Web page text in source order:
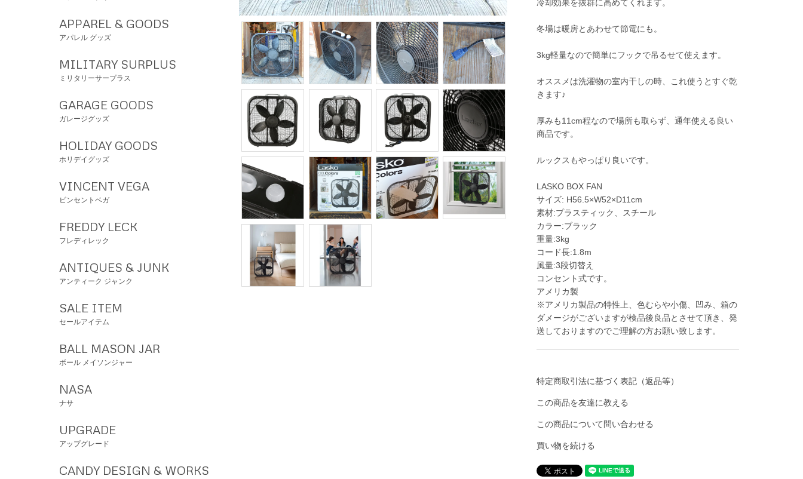
冷却効果を抜群に高めてくれます。
冬場は暖房とあわせて節電にも。
3kg軽量なので簡単にフックで吊るせて使えます。
オススメは洗濯物の室内干しの時、これ使うとすぐ乾
きます♪
厚みも11cm程なので場所も取らず、通年使える良い
商品です。
ルックスもやっぱり良いです。
LASKO BOX FAN
サイズ: H56.5×W52×D11cm
素材:プラスティック、スチール
カラー:ブラック
重量:3kg
コード長:1.8m
風量:3段切替え
コンセント式です。
アメリカ製
※アメリカ製品の特性上、色むらや小傷、凹み、箱の
ダメージがございますが検品後良品とさせて頂き、発
送しておりますのでご理解の方お願い致します。
特定商取引法に基づく表記（返品等）
この商品を友達に教える
この商品について問い合わせる
買い物を続ける
APPAREL & GOODS
アパレル グッズ
MILITARY SURPLUS
ミリタリーサープラス
GARAGE GOODS
ガレージグッズ
HOLIDAY GOODS
ホリデイグッズ
VINCENT VEGA
ビンセントベガ
FREDDY LECK
フレディレック
ANTIQUES & JUNK
アンティーク ジャンク
SALE ITEM
セールアイテム
BALL MASON JAR
ボール メイソンジャー
NASA
ナサ
UPGRADE
アップグレード
CANDY DESIGN & WORKS